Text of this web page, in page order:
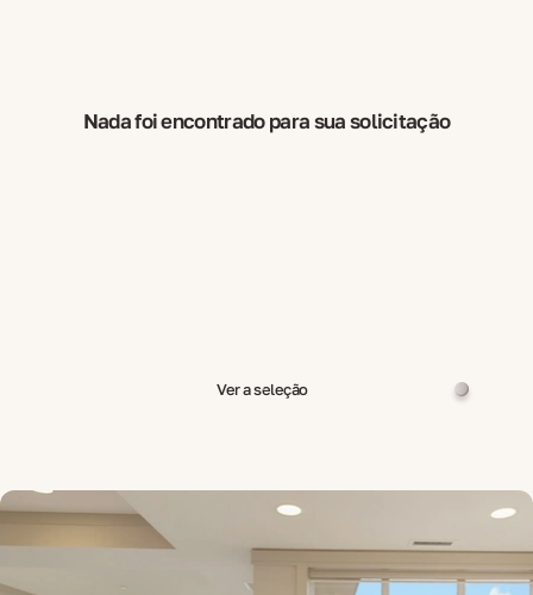
Nada foi encontrado para sua solicitação
Ver a seleção